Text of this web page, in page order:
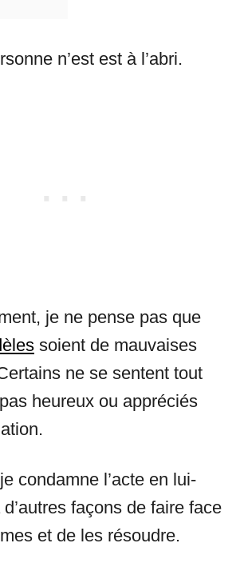
n’est est à l’abri.
je ne pense pas que
soient de mauvaises
ne se sentent tout
heureux ou appréciés
condamne l’acte en lui-
façons de faire face
et de les résoudre.